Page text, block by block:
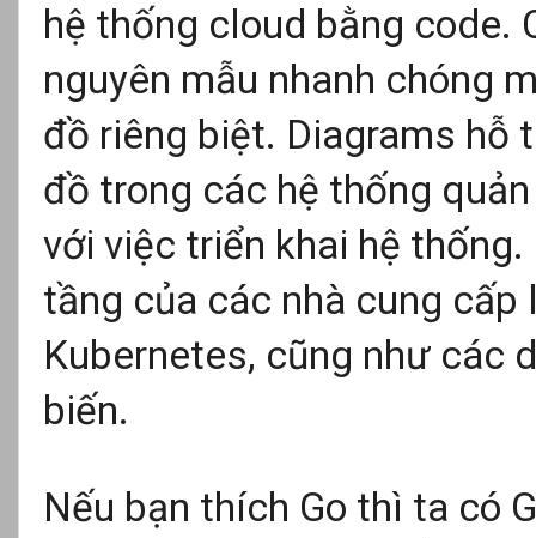
hệ thống cloud bằng code.
nguyên mẫu nhanh chóng
đồ riêng biệt. Diagrams hỗ
đồ trong các hệ thống
với việc triển khai hệ
tầng của các nhà cung cấp
Kubernetes, cũng như các
biến.
Nếu bạn thích Go thì ta có